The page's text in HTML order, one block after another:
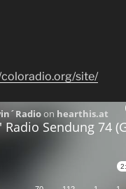
site/